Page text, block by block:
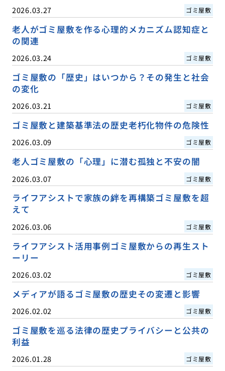
2026.03.27 ゴミ屋敷
老人がゴミ屋敷を作る心理的メカニズム認知症と
の関連
2026.03.24 ゴミ屋敷
ゴミ屋敷の「歴史」はいつから？その発生と社会
の変化
2026.03.21 ゴミ屋敷
ゴミ屋敷と建築基準法の歴史老朽化物件の危険性
2026.03.09 ゴミ屋敷
老人ゴミ屋敷の「心理」に潜む孤独と不安の闇
2026.03.07 ゴミ屋敷
ライフアシストで家族の絆を再構築ゴミ屋敷を超
えて
2026.03.06 ゴミ屋敷
ライフアシスト活用事例ゴミ屋敷からの再生スト
ーリー
2026.03.02 ゴミ屋敷
メディアが語るゴミ屋敷の歴史その変遷と影響
2026.02.02 ゴミ屋敷
ゴミ屋敷を巡る法律の歴史プライバシーと公共の
利益
2026.01.28 ゴミ屋敷